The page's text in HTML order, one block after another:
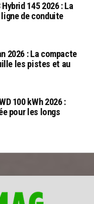
145 2026 : La
de conduite
2026 : La compacte
les pistes et au
100 kWh 2026 :
pour les longs